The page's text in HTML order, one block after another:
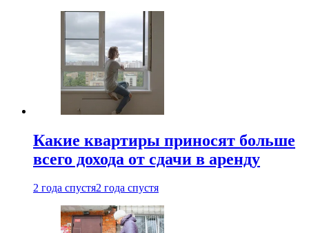
Какие квартиры приносят больше
всего дохода от сдачи в аренду
2 года спустя2 года спустя